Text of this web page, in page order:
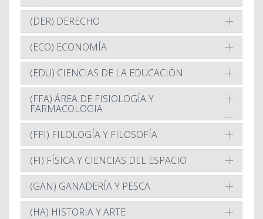
(DER) DERECHO
(ECO) ECONOMÍA
(EDU) CIENCIAS DE LA EDUCACIÓN
(FFA) ÁREA DE FISIOLOGÍA Y
FARMACOLOGIA
(FFI) FILOLOGÍA Y FILOSOFÍA
(FI) FÍSICA Y CIENCIAS DEL ESPACIO
(GAN) GANADERÍA Y PESCA
(HA) HISTORIA Y ARTE